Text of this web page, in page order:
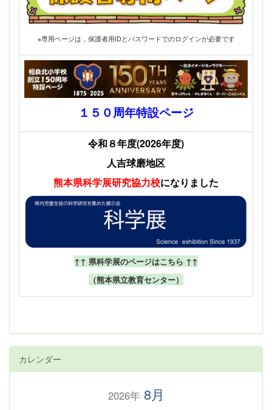
※専用ページは，保護者用IDとパスワードでのログインが必要です
１５０周年特設ページ
令和８年度(2026年度)
人吉球磨地区
熊本県科学展研究協力校になりました
↑↑ 県科学展のページはこちら ↑↑
（熊本県立教育センター）
カレンダー
2026年8月